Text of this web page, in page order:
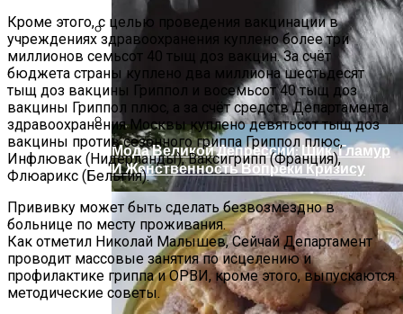
Дом С Минимальными Инженерными
Трассами Для Комфорта И Удобства
Мода Великой Депрессии: Шик, Гламур
И Женственность Вопреки Кризису
Кроме этого, с целью проведения вакцинации в
учреждениях здравоохранения куплено более три
миллионов семьсот 40 тыщ доз вакцин. За счёт
бюджета страны куплено два миллиона шестьдесят
тыщ доз вакцины Гриппол и восемьсот 40 тыщ доз
вакцины Гриппол плюс, а за счёт средств Департамента
здравоохранения Москвы куплено девятьсот тыщ доз
вакцины против сезонного гриппа Гриппол плюс,
Инфлювак (Нидерланды), Ваксигрипп (Франция),
Флюарикс (Бельгия).
Прививку может быть сделать безвозмездно в
больнице по месту проживания.
Как отметил Николай Малышев, Сейчай Департамент
проводит массовые занятия по исцелению и
профилактике гриппа и ОРВИ, кроме этого, выпускаются
методические советы.